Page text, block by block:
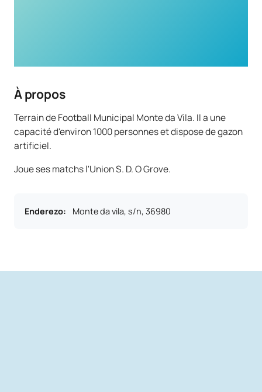
À propos
Terrain de Football Municipal Monte da Vila. Il a une
capacité d'environ 1000 personnes et dispose de gazon
artificiel.
Joue ses matchs l'Union S. D. O Grove.
Enderezo: Monte da vila, s/n, 36980